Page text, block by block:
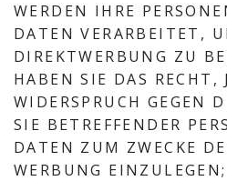
WERDEN IHRE
DATEN VERARBEITET,
DIREKTWERBUNG ZU
HABEN SIE DAS RECHT,
WIDERSPRUCH GEGEN
SIE BETREFFENDER
DATEN ZUM ZWECKE
WERBUNG